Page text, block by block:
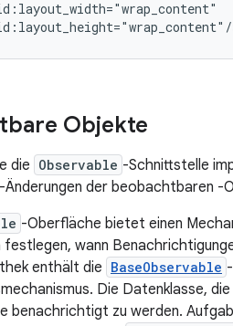
Objekte
die Observable -Schnittstelle
der beobachtbaren -
-Oberfläche bietet einen
festlegen, wann
enthält die BaseObservable
Die Datenklasse, die
benachrichtigt zu werden.